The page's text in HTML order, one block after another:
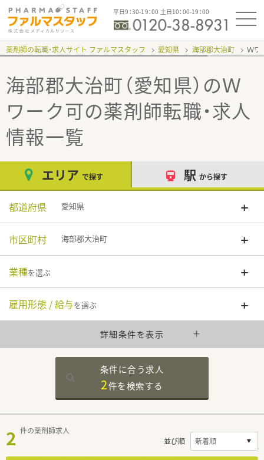
平日9：30-19：00 土日10：00-19：00
薬剤師の転職・求人サイト ファルマスタッフ 愛知県 海部郡大治町 Ｗワ
海部郡大治町（愛知県）のＷ
ワーク可の薬剤師転職・求人
情報一覧
エリア で探す 駅 から探す
都道府県 愛知県
市区町村 海部郡大治町
業種を選ぶ
雇用形態 / 給与を選ぶ
詳細条件を表示
条件に合う求人
2件を検索する
2 件の薬剤師求人
並び順